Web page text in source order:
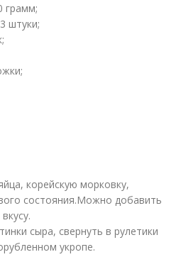
грамм;
штуки;
корейскую морковку,
состояния.Можно добавить
сыра, свернуть в рулетики
укропе.